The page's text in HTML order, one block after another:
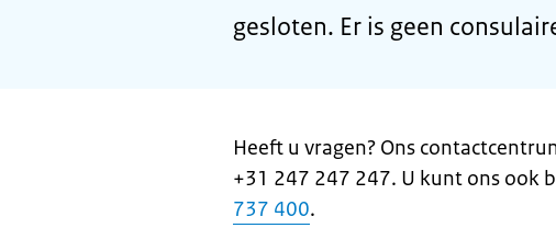
gesloten. Er is geen
Heeft u vragen? Ons
+31 247 247 247. U kunt ons ook
737 400.